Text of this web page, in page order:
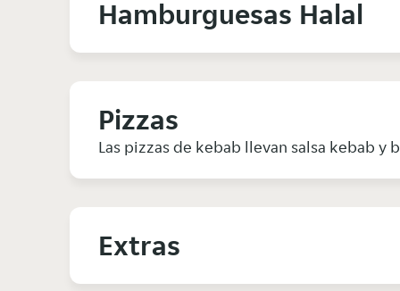
Hamburguesas Halal
Pizzas
Las pizzas de kebab llevan salsa kebab
Extras